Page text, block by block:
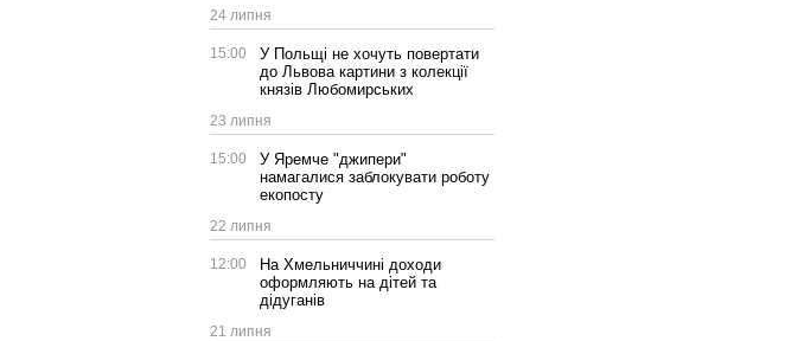
24 липня
15:00
У Польщі не хочуть повертати
до Львова картини з колекції
князів Любомирських
23 липня
15:00
У Яремче "джипери"
намагалися заблокувати роботу
екопосту
22 липня
12:00
На Хмельниччині доходи
оформляють на дітей та
дідуганів
21 липня